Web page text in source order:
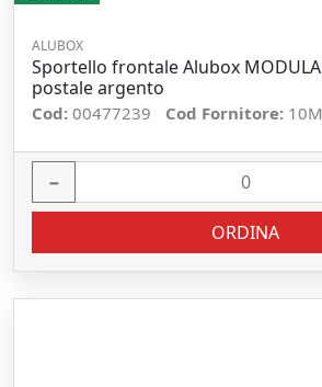
ALUBOX
Sportello frontale Alubox
postale argento
Cod: 00477239 Cod Fornitore:
−
ORDINA